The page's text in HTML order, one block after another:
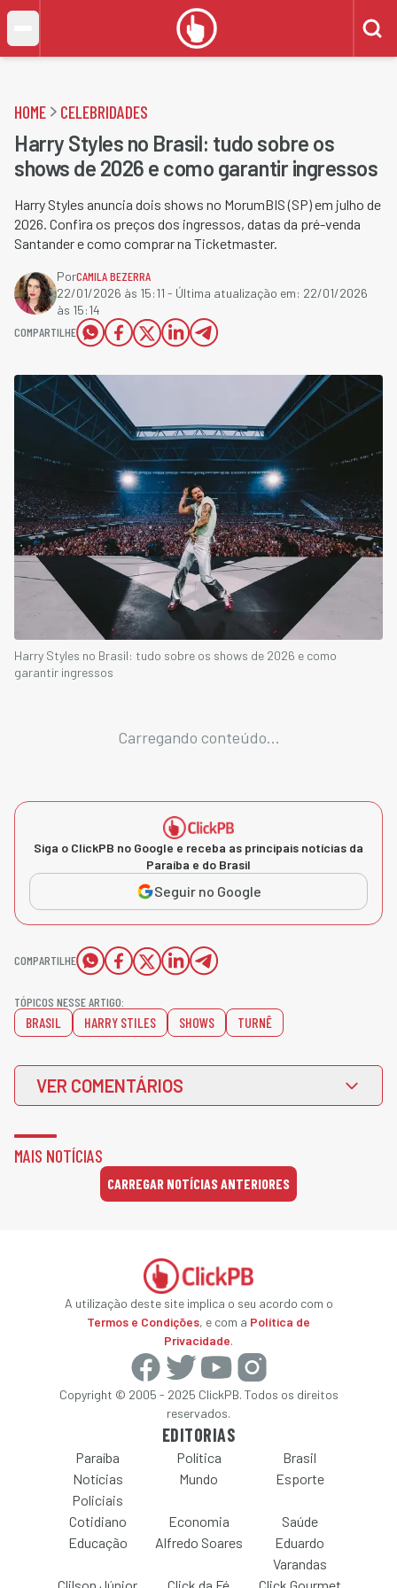
HOME CELEBRIDADES
Harry Styles no Brasil: tudo sobre os
shows de 2026 e como garantir ingressos
Harry Styles anuncia dois shows no MorumBIS (SP) em julho de
2026. Confira os preços dos ingressos, datas da pré-venda
Santander e como comprar na Ticketmaster.
PorCAMILA BEZERRA
22/01/2026 às 15:11 - Última atualização em: 22/01/2026
às 15:14
COMPARTILHE
Harry Styles no Brasil: tudo sobre os shows de 2026 e como
garantir ingressos
Carregando conteúdo...
Siga o ClickPB no Google e receba as principais notícias da
Paraíba e do Brasil
Seguir no Google
COMPARTILHE
TÓPICOS NESSE ARTIGO:
BRASIL HARRY STILES SHOWS TURNÊ
VER COMENTÁRIOS
MAIS NOTÍCIAS
CARREGAR NOTÍCIAS ANTERIORES
A utilização deste site implica o seu acordo com o
Termos e Condições, e com a Política de
Privacidade.
Copyright © 2005 - 2025 ClickPB. Todos os direitos
reservados.
EDITORIAS
Paraíba Política
Brasil
Notícias
Policiais
Mundo Esporte
Cotidiano Economia
Saúde
Educação
Alfredo Soares
Eduardo
Varandas